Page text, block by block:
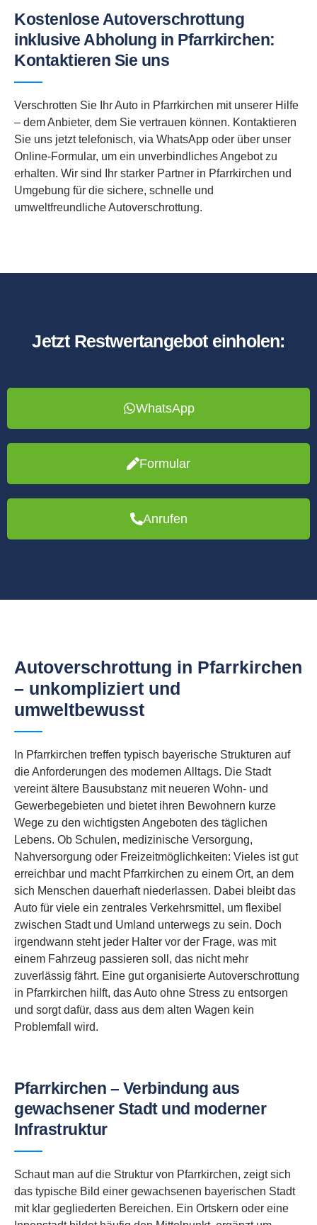
Kostenlose Autoverschrottung
inklusive Abholung in Pfarrkirchen:
Kontaktieren Sie uns
Verschrotten Sie Ihr Auto in Pfarrkirchen mit unserer Hilfe
– dem Anbieter, dem Sie vertrauen können. Kontaktieren
Sie uns jetzt telefonisch, via WhatsApp oder über unser
Online-Formular, um ein unverbindliches Angebot zu
erhalten. Wir sind Ihr starker Partner in Pfarrkirchen und
Umgebung für die sichere, schnelle und
umweltfreundliche Autoverschrottung.
Jetzt Restwertangebot einholen:
WhatsApp
Formular
Anrufen
Autoverschrottung in Pfarrkirchen
– unkompliziert und
umweltbewusst
In Pfarrkirchen treffen typisch bayerische Strukturen auf
die Anforderungen des modernen Alltags. Die Stadt
vereint ältere Bausubstanz mit neueren Wohn- und
Gewerbegebieten und bietet ihren Bewohnern kurze
Wege zu den wichtigsten Angeboten des täglichen
Lebens. Ob Schulen, medizinische Versorgung,
Nahversorgung oder Freizeitmöglichkeiten: Vieles ist gut
erreichbar und macht Pfarrkirchen zu einem Ort, an dem
sich Menschen dauerhaft niederlassen. Dabei bleibt das
Auto für viele ein zentrales Verkehrsmittel, um flexibel
zwischen Stadt und Umland unterwegs zu sein. Doch
irgendwann steht jeder Halter vor der Frage, was mit
einem Fahrzeug passieren soll, das nicht mehr
zuverlässig fährt. Eine gut organisierte Autoverschrottung
in Pfarrkirchen hilft, das Auto ohne Stress zu entsorgen
und sorgt dafür, dass aus dem alten Wagen kein
Problemfall wird.
Pfarrkirchen – Verbindung aus
gewachsener Stadt und moderner
Infrastruktur
Schaut man auf die Struktur von Pfarrkirchen, zeigt sich
das typische Bild einer gewachsenen bayerischen Stadt
mit klar gegliederten Bereichen. Ein Ortskern oder eine